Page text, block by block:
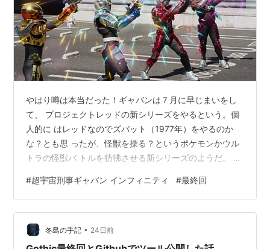
やはり噂は本当だった！ギャバンは７月に早じまいをし
て、 プロジェクトレッドの新シリーズをやるという。個
人的に はレッドなのでズバット（1977年）をやるのか
な？とも思 ったが、怪獣を操る？というポケモンかウル
トラの怪獣バ トルを彷彿させる新シリーズのようだ。 最
かれた。ただし、４人の集合は映画の方に譲ったよう
だ… と思ったら、最終回ふたつ前の第21話で４人のギャ
バンの 大集合は既に描かれている（画像）。 最終回は涙
涙の大感動！と書きたいが、各登場人物ストー リーはど
れも中途半端で終っているので、世界観を繋げて も後番
#超宇宙刑事ギャバン インフィニティ #最終回
冬島の手記 • 24日前